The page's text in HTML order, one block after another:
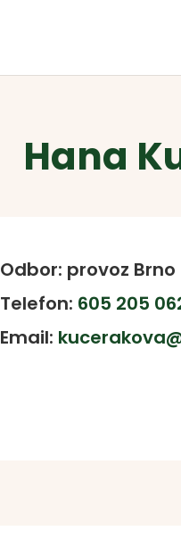
Hana
Odbor: provoz Brno
Telefon: 605 205
Email: